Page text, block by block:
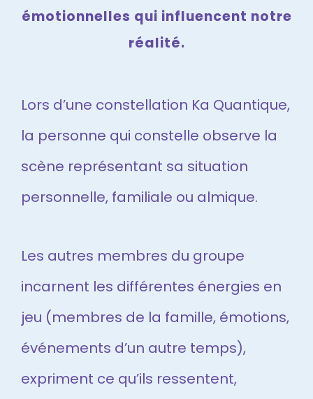
émotionnelles qui influencent notre
réalité.
Lors d’une constellation Ka Quantique,
la personne qui constelle observe la
scène représentant sa situation
personnelle, familiale ou almique.
Les autres membres du groupe
incarnent les différentes énergies en
jeu (membres de la famille, émotions,
événements d’un autre temps),
expriment ce qu’ils ressentent,